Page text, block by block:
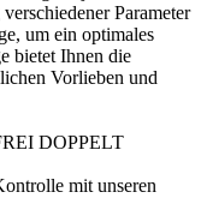
Parameter
um ein optimales
bietet Ihnen die
Vorlieben und
DOPPELT
mit unseren